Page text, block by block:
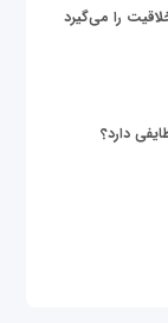
را می‌گیرد
دارد؟